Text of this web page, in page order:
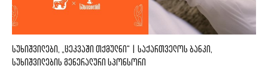
ᲡᲣᲮᲘᲨᲕᲘᲚᲔᲑᲘ, „ᲪᲔᲙᲕᲐᲨᲘ ᲗᲥᲛᲣᲚᲜᲘ“ | ᲡᲐᲥᲐᲠᲗᲕᲔᲚᲝᲡ ᲑᲐᲜᲙᲘ,
ᲡᲣᲮᲘᲨᲕᲘᲚᲔᲑᲘᲡ ᲒᲔᲜᲔᲠᲐᲚᲣᲠᲘ ᲡᲞᲝᲜᲡᲝᲠᲘ